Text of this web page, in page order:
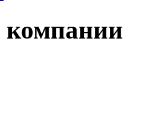
компании